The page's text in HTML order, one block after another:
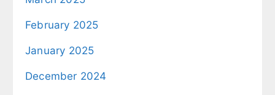
February 2025
January 2025
December 2024